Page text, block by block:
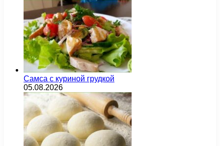
Самса с куриной грудкой
05.08.2026